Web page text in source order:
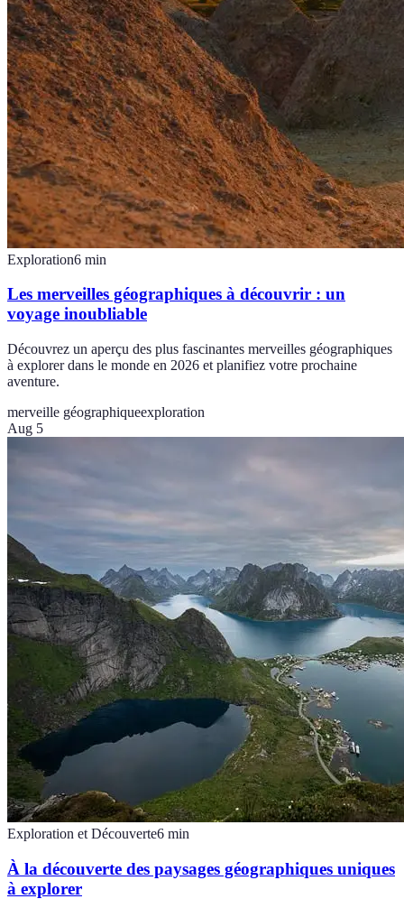
Exploration6 min
Les merveilles géographiques à découvrir : un
voyage inoubliable
Découvrez un aperçu des plus fascinantes merveilles géographiques
à explorer dans le monde en 2026 et planifiez votre prochaine
aventure.
merveille géographiqueexploration
Aug 5
Exploration et Découverte6 min
À la découverte des paysages géographiques uniques
à explorer